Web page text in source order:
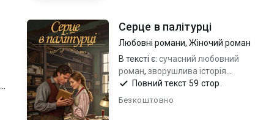
Серце в палітурці
Любовні романи, Жіночий роман
В тексті є: сучасний любовний
роман, зворушлива історія
кохання,історія про зцілення та
надію
Повний текст 59 стор.
Безкоштовно